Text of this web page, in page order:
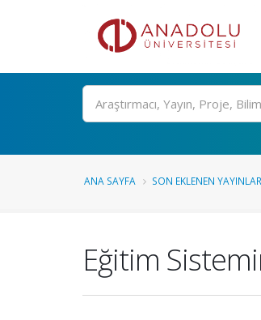
Ara
ANA SAYFA SON EKLENEN YAYINLAR
Eğitim